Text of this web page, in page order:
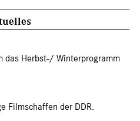
das Herbst-/ Winterprogramm
Filmschaffen der DDR.